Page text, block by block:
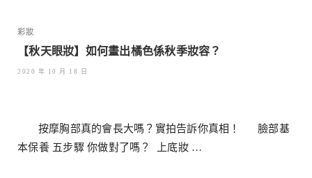
彩妝
【秋天眼妝】如何畫出橘色係秋季妝容？
2020 年 10 月 18 日
按摩胸部真的會長大嗎？實拍告訴你真相！ 臉部基
本保養 五步驟 你做對了嗎？ 上底妝 …